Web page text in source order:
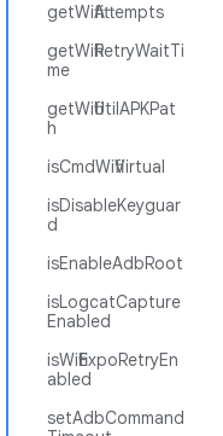
getWifiAttempts
getWifiRetryWaitTi
me
getWifiUtilAPKPat
h
isCmdWifiVirtual
isDisableKeyguar
d
isEnableAdbRoot
isLogcatCapture
Enabled
isWifiExpoRetryEn
abled
setAdbCommand